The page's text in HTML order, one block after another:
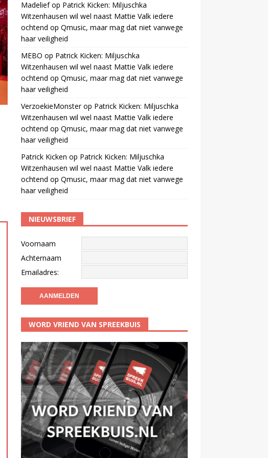
Madeliefop Patrick Kicken: Miljuschka
Witzenhausen wil wel naast Mattie Valk iedere
ochtend op Qmusic, maar mag dat niet vanwege
haar veiligheid
MEBO op Patrick Kicken: Miljuschka
Witzenhausen wil wel naast Mattie Valk iedere
ochtend op Qmusic, maar mag dat niet vanwege
haar veiligheid
VerzoekieMonsterop Patrick Kicken: Miljuschka
Witzenhausen wil wel naast Mattie Valk iedere
ochtend op Qmusic, maar mag dat niet vanwege
haar veiligheid
Patrick Kicken op Patrick Kicken: Miljuschka
Witzenhausen wil wel naast Mattie Valk iedere
ochtend op Qmusic, maar mag dat niet vanwege
haar veiligheid
NIEUWSBRIEF
Voornaam
Achternaam
Emailadres:
WORD VRIEND VAN SPREEKBUIS